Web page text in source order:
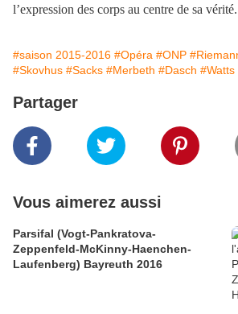
l’expression des corps au centre de sa vérité.
#saison 2015-2016 #Opéra #ONP
#Skovhus #Sacks #Merbeth #Dasch #Watts
Partager
Vous aimerez aussi
Parsifal (Vogt-Pankratova-
Zeppenfeld-McKinny-Haenchen-
Laufenberg) Bayreuth 2016